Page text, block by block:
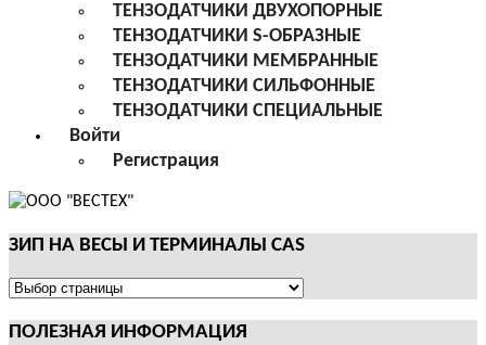
ТЕНЗОДАТЧИКИ ДВУХОПОРНЫЕ
ТЕНЗОДАТЧИКИ S-ОБРАЗНЫЕ
ТЕНЗОДАТЧИКИ МЕМБРАННЫЕ
ТЕНЗОДАТЧИКИ СИЛЬФОННЫЕ
ТЕНЗОДАТЧИКИ СПЕЦИАЛЬНЫЕ
Войти
Регистрация
ЗИП НА ВЕСЫ И ТЕРМИНАЛЫ CAS
ЗИП
ВЕСЫ
ПОЛЕЗНАЯ ИНФОРМАЦИЯ